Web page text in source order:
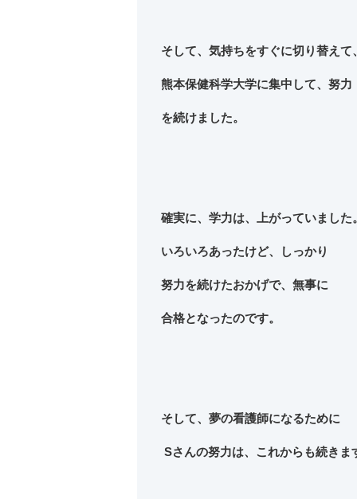
そして、気持ちをすぐに切り替えて
熊本保健科学大学に集中して、努力
を続けました。
確実に、学力は、上がっていました
いろいろあったけど、しっかり
努力を続けたおかげで、無事に
合格となったのです。
そして、夢の看護師になるために
Sさんの努力は、これからも続きま